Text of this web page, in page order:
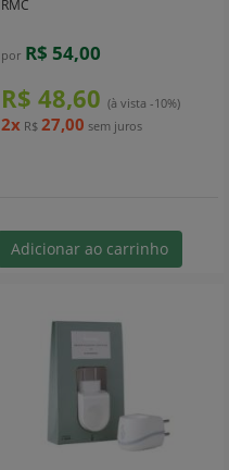
RMC
por R$ 54,00
R$ 48,60 (à vista -10%)
2x R$ 27,00 sem juros
Adicionar ao carrinho